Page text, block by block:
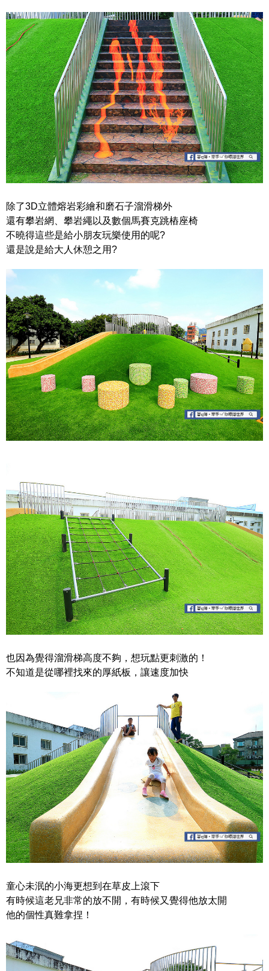
除了3D立體熔岩彩繪和磨石子溜滑梯外
還有攀岩網、攀岩繩以及數個馬賽克跳樁座椅
不曉得這些是給小朋友玩樂使用的呢?
還是說是給大人休憩之用?
也因為覺得溜滑梯高度不夠，想玩點更刺激的！
不知道是從哪裡找來的厚紙板，讓速度加快
童心未泯的小海更想到在草皮上滾下
有時候這老兄非常的放不開，有時候又覺得他放太開
他的個性真難拿捏！